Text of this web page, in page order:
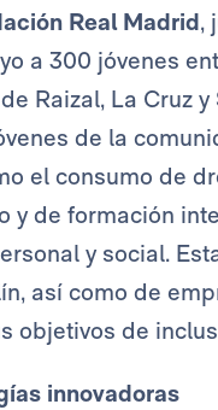
Real Madrid,
a 300 jóvenes
Raizal, La Cruz
de la
el consumo de
y de formación
y social.
así como de
objetivos de
innovadoras